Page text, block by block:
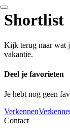
Shortlist
Kijk terug naar wat
vakantie.
Deel je favorieten
Je hebt nog geen
Verkennen
Contact